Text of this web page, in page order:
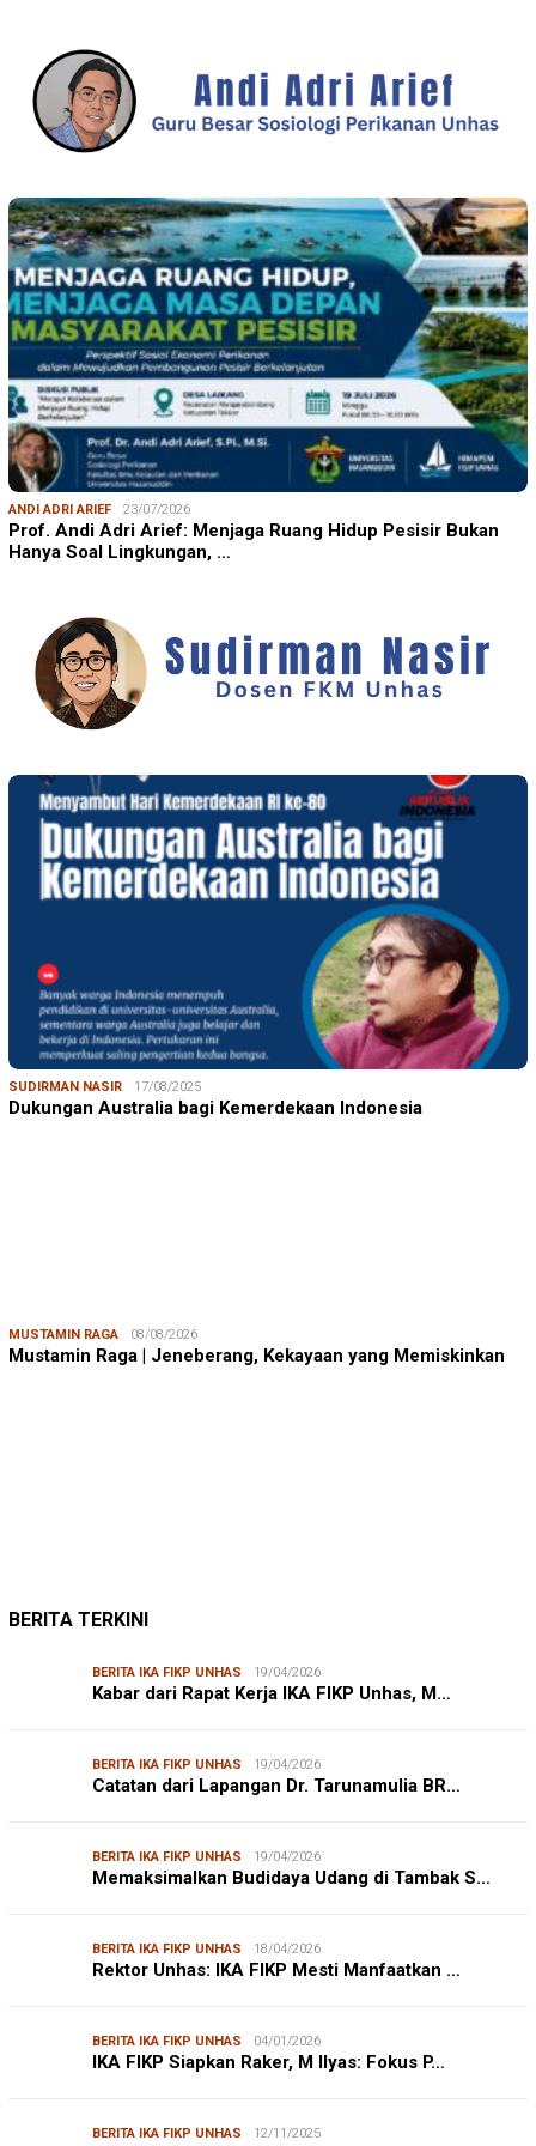
ANDI ADRI ARIEF 23/07/2026
Prof. Andi Adri Arief: Menjaga Ruang Hidup Pesisir Bukan
Hanya Soal Lingkungan, …
SUDIRMAN NASIR 17/08/2025
Dukungan Australia bagi Kemerdekaan Indonesia
MUSTAMIN RAGA 08/08/2026
Mustamin Raga | Jeneberang, Kekayaan yang Memiskinkan
BERITA TERKINI
BERITA IKA FIKP UNHAS 19/04/2026
Kabar dari Rapat Kerja IKA FIKP Unhas, M…
BERITA IKA FIKP UNHAS 19/04/2026
Catatan dari Lapangan Dr. Tarunamulia BR…
BERITA IKA FIKP UNHAS 19/04/2026
Memaksimalkan Budidaya Udang di Tambak S…
BERITA IKA FIKP UNHAS 18/04/2026
Rektor Unhas: IKA FIKP Mesti Manfaatkan …
BERITA IKA FIKP UNHAS 04/01/2026
IKA FIKP Siapkan Raker, M Ilyas: Fokus P…
BERITA IKA FIKP UNHAS 12/11/2025